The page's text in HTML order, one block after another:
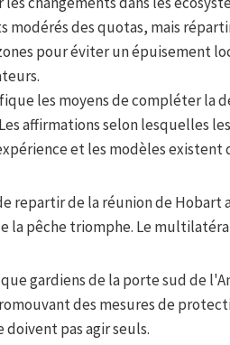
modérés des quotas, mais
pour éviter un épuisement
les moyens de compléter la
affirmations selon lesquelles
et les modèles existent
repartir de la réunion de Hobart
la pêche triomphe. Le
gardiens de la porte sud de
des mesures de
pas agir seuls.